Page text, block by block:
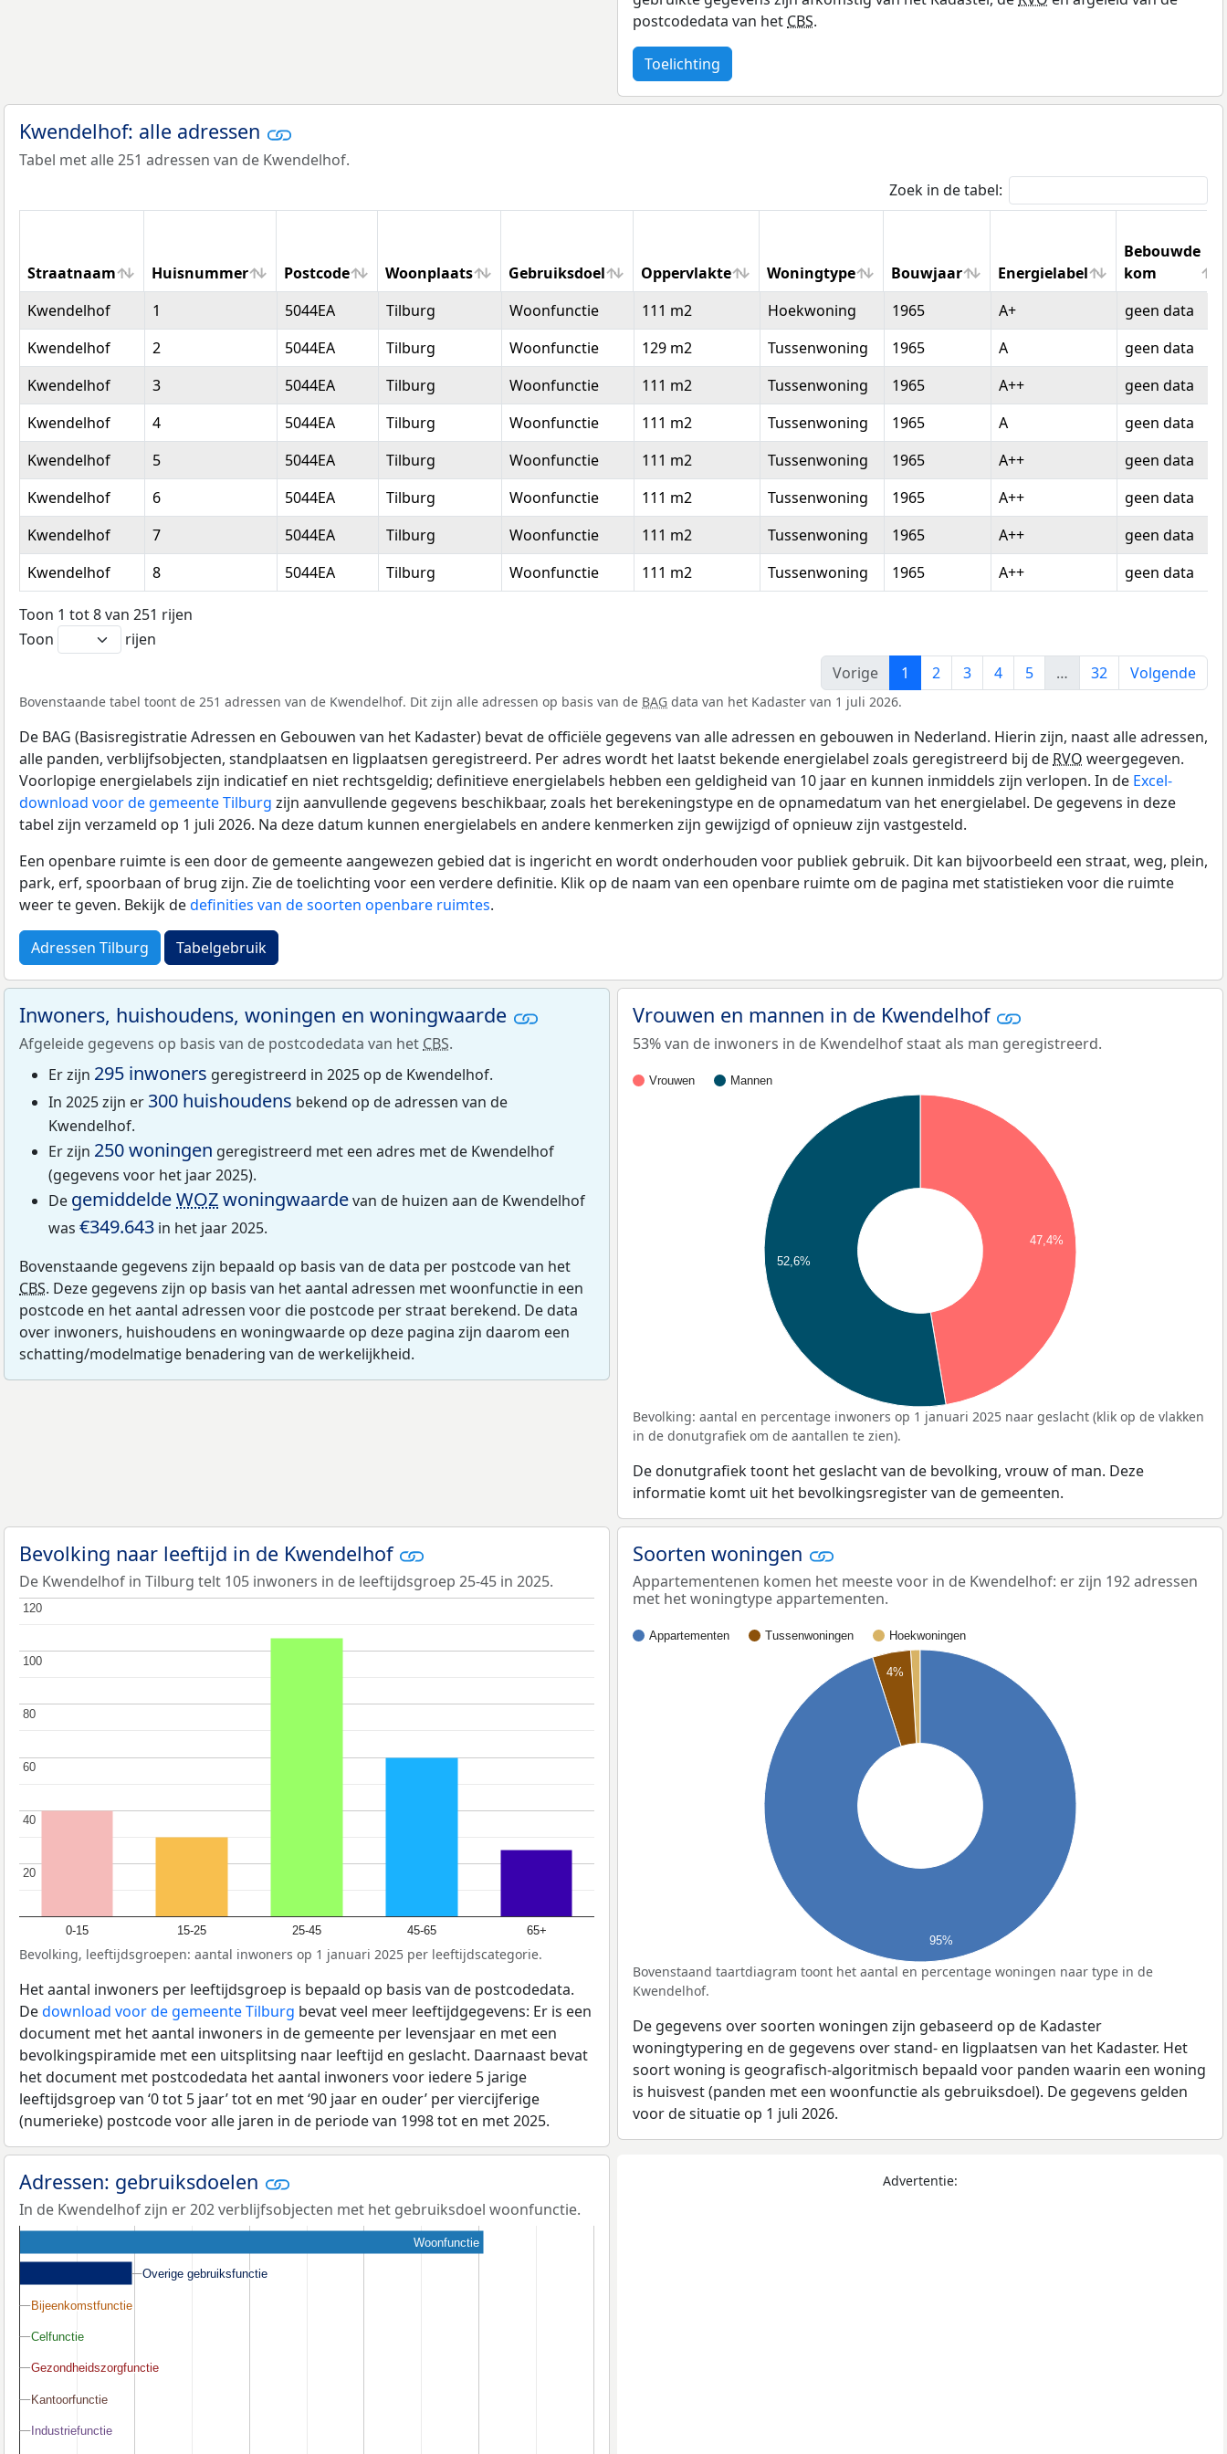
postcodedata van het CBS.
Toelichting
Kwendelhof: alle adressen
Tabel met alle 251 adressen van de Kwendelhof.
Zoek in de tabel:
Straatnaam Huisnummer Postcode Woonplaats Gebruiksdoel Oppervlakte Woningtype Bouwjaar Energielabel
Bebouwde
kom
Straatnaam
Huisnummer Postcode Woonplaats Gebruiksdoel Oppervlakte Woningtype Bouwjaar Energielabel
Bebouwde
kom
Kwendelhof 1 5044EA Tilburg Woonfunctie 111 m2 Hoekwoning 1965 A+
geen data
Kwendelhof
2 5044EA Tilburg Woonfunctie 129 m2 Tussenwoning 1965 A
geen data
Kwendelhof
3 5044EA Tilburg Woonfunctie 111 m2 Tussenwoning 1965 A++
geen data
Kwendelhof
4 5044EA Tilburg Woonfunctie 111 m2 Tussenwoning 1965 A
geen data
Kwendelhof
5 5044EA Tilburg Woonfunctie 111 m2 Tussenwoning 1965 A++
geen data
Kwendelhof
6 5044EA Tilburg Woonfunctie 111 m2 Tussenwoning 1965 A++
geen data
Kwendelhof
7 5044EA Tilburg Woonfunctie 111 m2 Tussenwoning 1965 A++
geen data
Kwendelhof
8 5044EA Tilburg Woonfunctie 111 m2 Tussenwoning 1965 A++ geen data
Toon 1 tot 8 van 251 rijen
Toon
rijen
Vorige
1 2 3 4 5 … 32 Volgende
Bovenstaande tabel toont de 251 adressen van de Kwendelhof. Dit zijn alle adressen op basis van de BAG data van het Kadaster van 1 juli 2026.
De BAG (Basisregistratie Adressen en Gebouwen van het Kadaster) bevat de officiële gegevens van alle adressen en gebouwen in Nederland. Hierin zijn, naast alle adressen,
alle panden, verblijfsobjecten, standplaatsen en ligplaatsen geregistreerd. Per adres wordt het laatst bekende energielabel zoals geregistreerd bij de RVO weergegeven.
Voorlopige energielabels zijn indicatief en niet rechtsgeldig; definitieve energielabels hebben een geldigheid van 10 jaar en kunnen inmiddels zijn verlopen. In de Excel-
download voor de gemeente Tilburg zijn aanvullende gegevens beschikbaar, zoals het berekeningstype en de opnamedatum van het energielabel. De gegevens in deze
tabel zijn verzameld op 1 juli 2026. Na deze datum kunnen energielabels en andere kenmerken zijn gewijzigd of opnieuw zijn vastgesteld.
Een openbare ruimte is een door de gemeente aangewezen gebied dat is ingericht en wordt onderhouden voor publiek gebruik. Dit kan bijvoorbeeld een straat, weg, plein,
park, erf, spoorbaan of brug zijn. Zie de toelichting voor een verdere definitie. Klik op de naam van een openbare ruimte om de pagina met statistieken voor die ruimte
weer te geven. Bekijk dedefinities van de soorten openbare ruimtes.
Adressen Tilburg Tabelgebruik
Inwoners, huishoudens, woningen en woningwaarde
Afgeleide gegevens op basis van de postcodedata van het CBS.
Er zijn 295 inwoners geregistreerd in 2025 op de Kwendelhof.
In 2025 zijn er 300 huishoudens bekend op de adressen van de
Kwendelhof.
Er zijn 250 woningen geregistreerd met een adres met de Kwendelhof
(gegevens voor het jaar 2025).
De gemiddeldeWOZwoningwaardevan de huizen aan de Kwendelhof
was €349.643 in het jaar 2025.
Bovenstaande gegevens zijn bepaald op basis van de data per postcode van het
CBS. Deze gegevens zijn op basis van het aantal adressen met woonfunctie in een
postcode en het aantal adressen voor die postcode per straat berekend. De data
over inwoners, huishoudens en woningwaarde op deze pagina zijn daarom een
schatting/modelmatige benadering van de werkelijkheid.
Vrouwen en mannen in de Kwendelhof
53% van de inwoners in de Kwendelhof staat als man geregistreerd.
Vrouwen Mannen
47,4%
52,6%
Bevolking: aantal en percentage inwoners op 1 januari 2025 naar geslacht (klik op de vlakken
in de donutgrafiek om de aantallen te zien).
De donutgrafiek toont het geslacht van de bevolking, vrouw of man. Deze
informatie komt uit het bevolkingsregister van de gemeenten.
Bevolking naar leeftijd in de Kwendelhof
De Kwendelhof in Tilburg telt 105 inwoners in de leeftijdsgroep 25-45 in 2025.
0-15 15-25 25-45 45-65 65+
20
20
40
40
60
60
80
80
100
100
120
120
Bevolking, leeftijdsgroepen: aantal inwoners op 1 januari 2025 per leeftijdscategorie.
Het aantal inwoners per leeftijdsgroep is bepaald op basis van de postcodedata.
Dedownload voor de gemeente Tilburg bevat veel meer leeftijdgegevens: Er is een
document met het aantal inwoners in de gemeente per levensjaar en met een
bevolkingspiramide met een uitsplitsing naar leeftijd en geslacht. Daarnaast bevat
het document met postcodedata het aantal inwoners voor iedere 5 jarige
leeftijdsgroep van ‘0 tot 5 jaar’ tot en met ‘90 jaar en ouder’ per viercijferige
(numerieke) postcode voor alle jaren in de periode van 1998 tot en met 2025.
Soorten woningen
Appartementenen komen het meeste voor in de Kwendelhof: er zijn 192 adressen
met het woningtype appartementen.
Appartementen Tussenwoningen Hoekwoningen
4%
95%
Bovenstaand taartdiagram toont het aantal en percentage woningen naar type in de
Kwendelhof.
De gegevens over soorten woningen zijn gebaseerd op de Kadaster
woningtypering en de gegevens over stand- en ligplaatsen van het Kadaster. Het
soort woning is geografisch-algoritmisch bepaald voor panden waarin een woning
is huisvest (panden met een woonfunctie als gebruiksdoel). De gegevens gelden
voor de situatie op 1 juli 2026.
Adressen: gebruiksdoelen
In de Kwendelhof zijn er 202 verblijfsobjecten met het gebruiksdoel woonfunctie.
Woonfunctie
Overige gebruiksfunctie
Overige gebruiksfunctie
Bijeenkomstfunctie
Bijeenkomstfunctie
Celfunctie
Celfunctie
Gezondheidszorgfunctie
Gezondheidszorgfunctie
Kantoorfunctie
Kantoorfunctie
Industriefunctie
Industriefunctie
Advertentie: